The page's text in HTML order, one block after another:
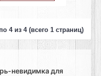
4 из 4 (всего 1 страниц)
невидимка для